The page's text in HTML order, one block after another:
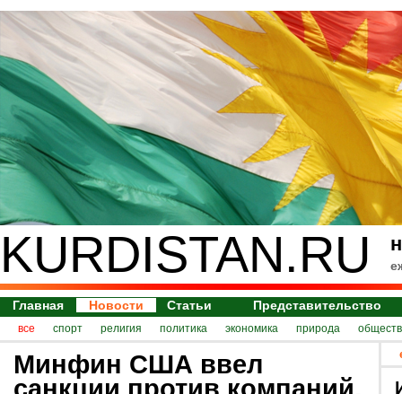
KURDISTAN.RU
Главная Новости Статьи Представительство
все спорт религия политика экономика природа
Минфин США ввел